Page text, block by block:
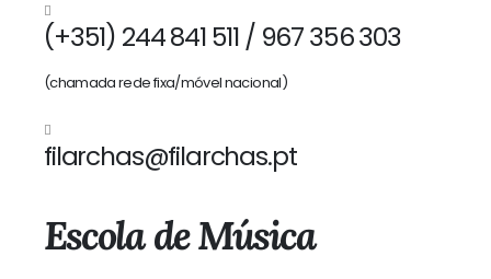
(+351) 244 841 511 / 967 356 303
(chamada rede fixa/móvel nacional)
filarchas@filarchas.pt
Escola de Música